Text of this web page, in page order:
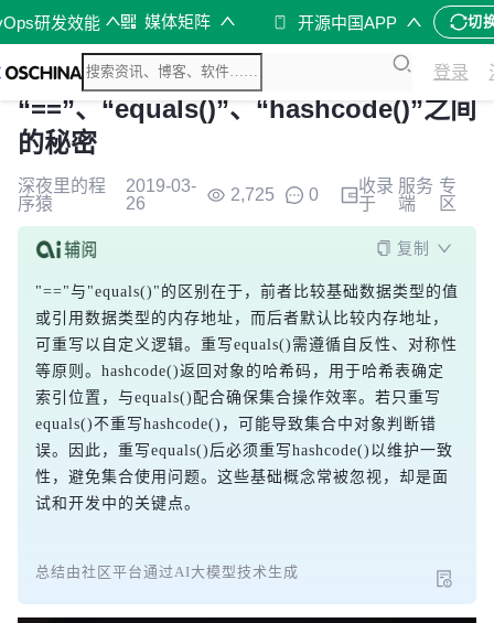
研发效能 媒体矩阵 开源中国APP 切
登录
“==”、“equals()”、“hashcode()”之间
的秘密
深夜里的程
序猿
2019-03-
26
2,725 0
收录
于
服务
端
专
区
复制
"=="与"equals()"的区别在于，前者比较基础数据类型的值
或引用数据类型的内存地址，而后者默认比较内存地址，
可重写以自定义逻辑。重写equals()需遵循自反性、对称性
等原则。hashcode()返回对象的哈希码，用于哈希表确定
索引位置，与equals()配合确保集合操作效率。若只重写
equals()不重写hashcode()，可能导致集合中对象判断错
误。因此，重写equals()后必须重写hashcode()以维护一致
性，避免集合使用问题。这些基础概念常被忽视，却是面
试和开发中的关键点。
总结由社区平台通过AI大模型技术生成